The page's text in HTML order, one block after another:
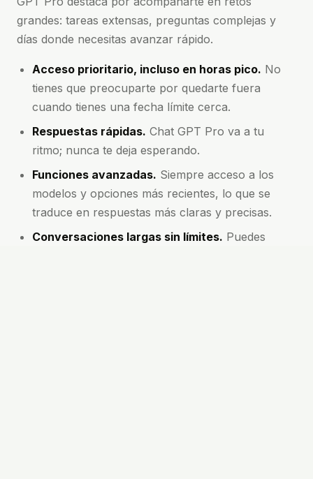
grandes: tareas extensas, preguntas complejas y
días donde necesitas avanzar rápido.
Acceso prioritario, incluso en horas pico. No
tienes que preocuparte por quedarte fuera
cuando tienes una fecha límite cerca.
Respuestas rápidas. Chat GPT Pro va a tu
ritmo; nunca te deja esperando.
Funciones avanzadas. Siempre acceso a los
modelos y opciones más recientes, lo que se
traduce en respuestas más claras y precisas.
Conversaciones largas sin límites. Puedes